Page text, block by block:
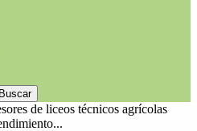
de liceos técnicos agrícolas